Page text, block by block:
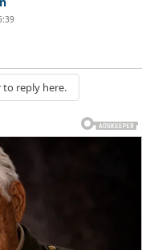
reply here.